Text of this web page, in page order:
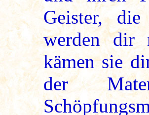
Geister,
werden dir
kämen sie
der